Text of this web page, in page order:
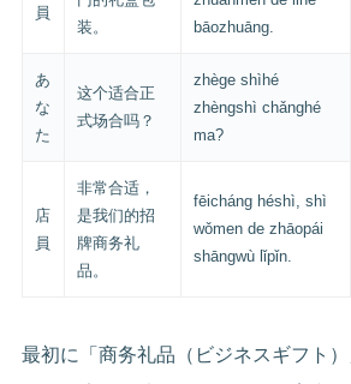
員
装。
bāozhuāng.
あ
な
た
这个适合正
式场合吗？
zhège shìhé
zhèngshì chǎnghé
ma?
店
員
非常合适，
是我们的招
牌商务礼
品。
fēicháng héshì, shì
wǒmen de zhāopái
shāngwù lǐpǐn.
最初に「商务礼品（ビジネスギフト